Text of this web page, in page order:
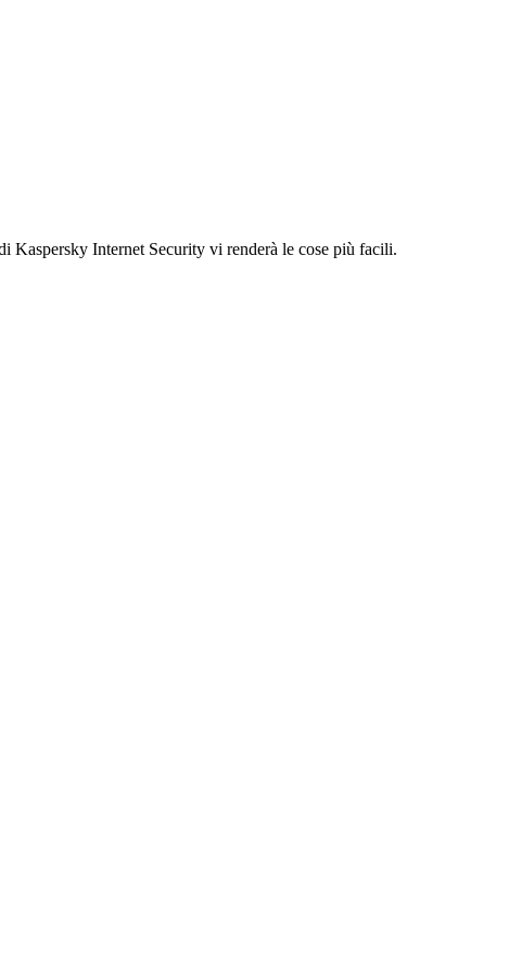
Kaspersky Internet Security vi renderà le cose più facili.